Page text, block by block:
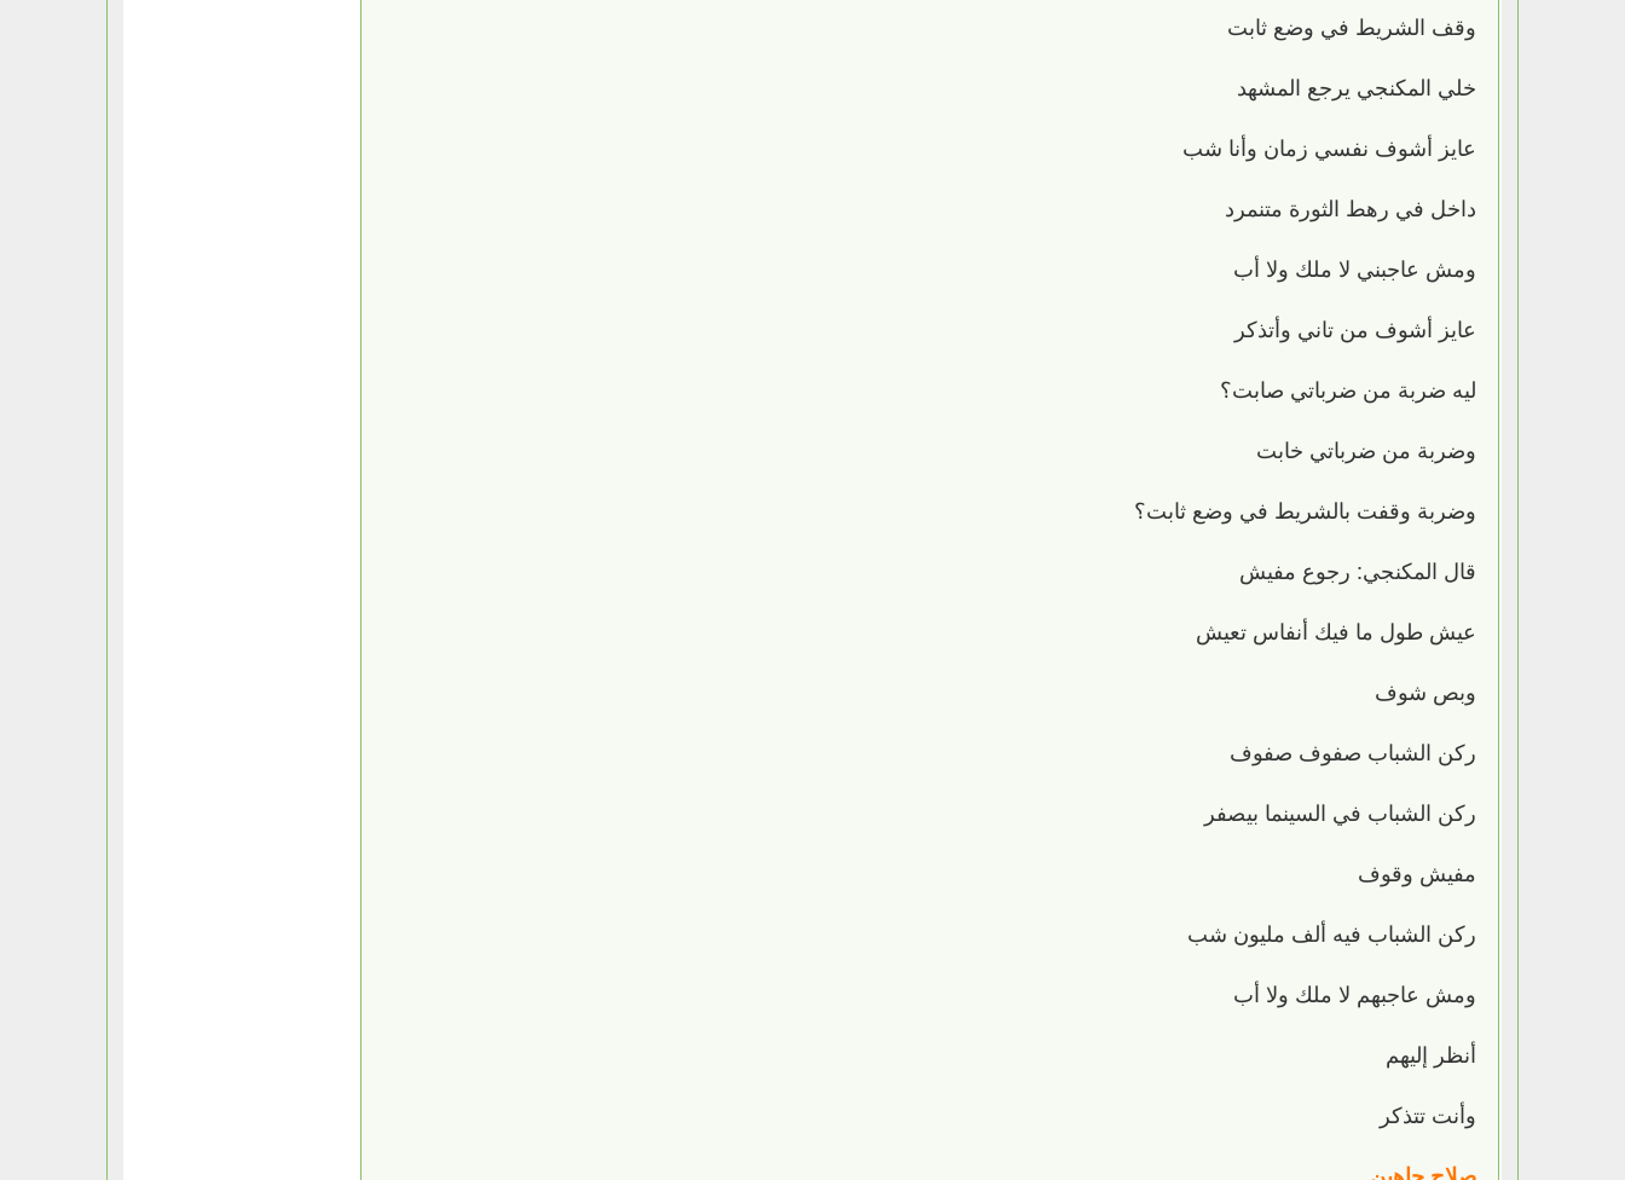
وقف الشريط في وضع ثابت
خلي المكنجي يرجع المشهد
عايز أشوف نفسي زمان وأنا شب
داخل في رهط الثورة متنمرد
ومش عاجبني لا ملك ولا أب
عايز أشوف من تاني وأتذكر
ليه ضربة من ضرباتي صابت؟
وضربة من ضرباتي خابت
وضربة وقفت بالشريط في وضع ثابت؟
قال المكنجي: رجوع مفيش
عيش طول ما فيك أنفاس تعيش
وبص شوف
ركن الشباب صفوف صفوف
ركن الشباب في السينما بيصفر
مفيش وقوف
ركن الشباب فيه ألف مليون شب
ومش عاجبهم لا ملك ولا أب
أنظر إليهم
وأنت تتذكر